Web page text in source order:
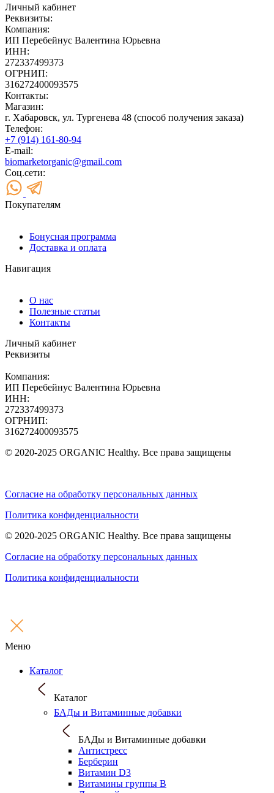
Личный кабинет
Реквизиты:
Компания:
ИП Перебейнус Валентина Юрьевна
ИНН:
272337499373
ОГРНИП:
316272400093575
Контакты:
Магазин:
г. Хабаровск, ул. Тургенева 48 (способ получения заказа)
Телефон:
+7 (914) 161-80-94
E-mail:
biomarketorganic@gmail.com
Соц.сети:
Покупателям
Бонусная программа
Доставка и оплата
Навигация
О нас
Полезные статьи
Контакты
Личный кабинет
Реквизиты
Компания:
ИП Перебейнус Валентина Юрьевна
ИНН:
272337499373
ОГРНИП:
316272400093575
© 2020-2025 ORGANIC Healthy. Все права защищены
Согласие на обработку персональных данных
Политика конфиденциальности
© 2020-2025 ORGANIC Healthy. Все права защищены
Согласие на обработку персональных данных
Политика конфиденциальности
Меню
Каталог
Каталог
БАДы и Витаминные добавки
БАДы и Витаминные добавки
Антистресс
Берберин
Витамин D3
Витамины группы B